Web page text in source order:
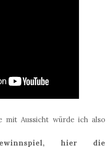
mit Aussicht würde ich also
hier die